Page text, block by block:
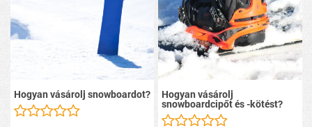
Hogyan vásárolj snowboardot? Hogyan vásárolj
snowboardcipőt és -kötést?